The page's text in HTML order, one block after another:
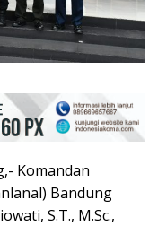
Komandan
Bandung
S.T., M.Sc.,